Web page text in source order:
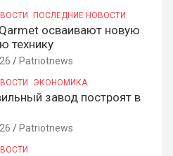
ПОСЛЕДНИЕ НОВОСТИ
осваивают новую
технику
Patriotnews
ЭКОНОМИКА
завод построят в
Patriotnews